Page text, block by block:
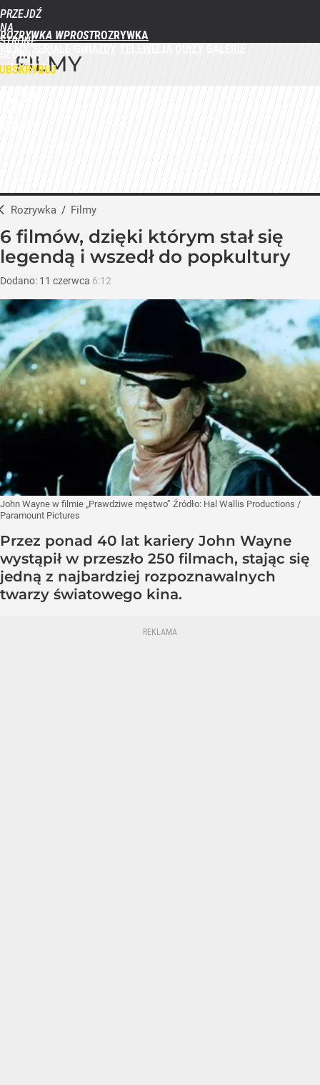
PRZEJDŹ
NA
STRONĘ
GŁÓWNĄ
WPROST.PL
ROZRYWKA WPROST
FILMY
Rozrywka / Filmy
6 filmów, dzięki którym stał się
legendą i wszedł do popkultury
Dodano: 11 czerwca 6:12
John Wayne w filmie „Prawdziwe męstwo” Źródło: Hal Wallis Productions /
Paramount Pictures
Przez ponad 40 lat kariery John Wayne
wystąpił w przeszło 250 filmach, stając się
jedną z najbardziej rozpoznawalnych
twarzy światowego kina.